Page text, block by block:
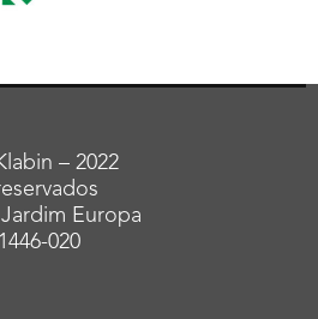
– 2022
Europa
020